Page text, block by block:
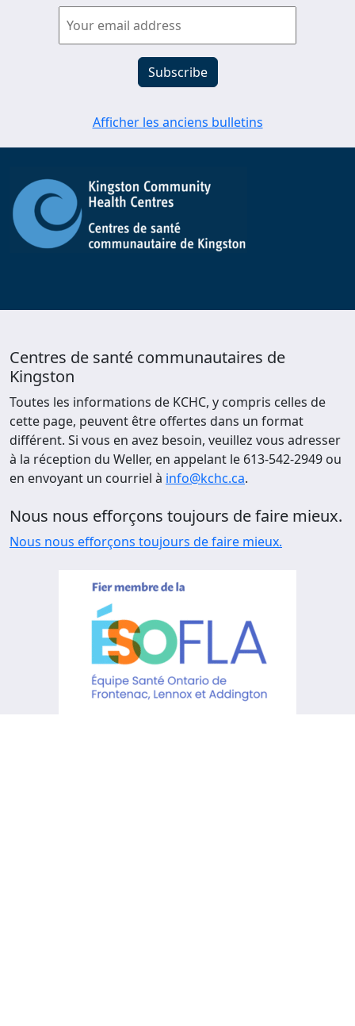
Afficher les anciens bulletins
Centres de santé communautaires de
Kingston
Toutes les informations de KCHC, y compris celles de
cette page, peuvent être offertes dans un format
différent. Si vous en avez besoin, veuillez vous adresser
à la réception du Weller, en appelant le 613-542-2949 ou
en envoyant un courriel à info@kchc.ca.
Nous nous efforçons toujours de faire mieux.
Nous nous efforçons toujours de faire mieux.